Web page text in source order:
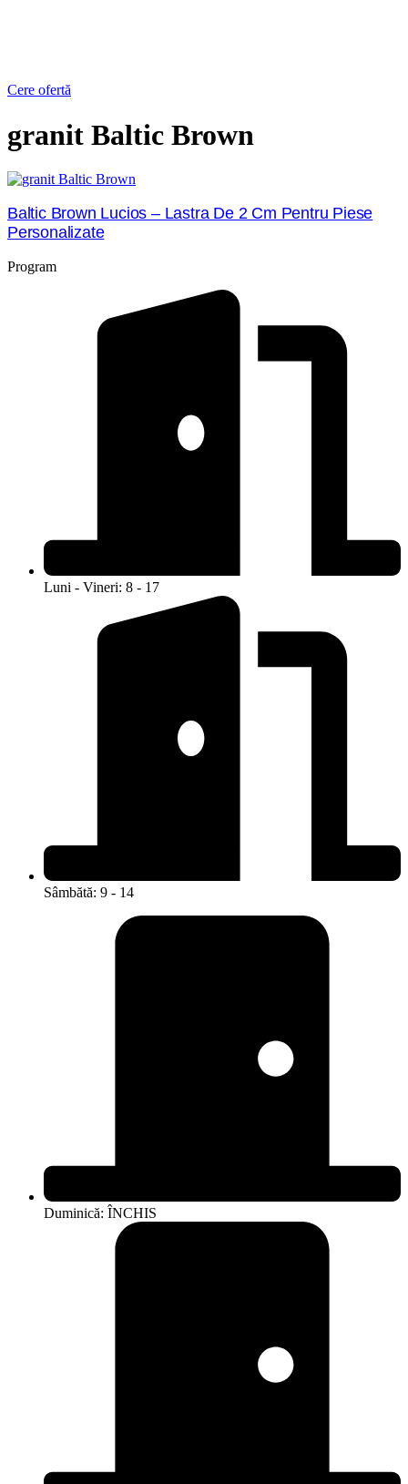
Cere ofertă
granit Baltic Brown
Baltic Brown Lucios – Lastra De 2 Cm Pentru Piese
Personalizate
Program
Luni - Vineri: 8 - 17
Sâmbătă: 9 - 14
Duminică: ÎNCHIS